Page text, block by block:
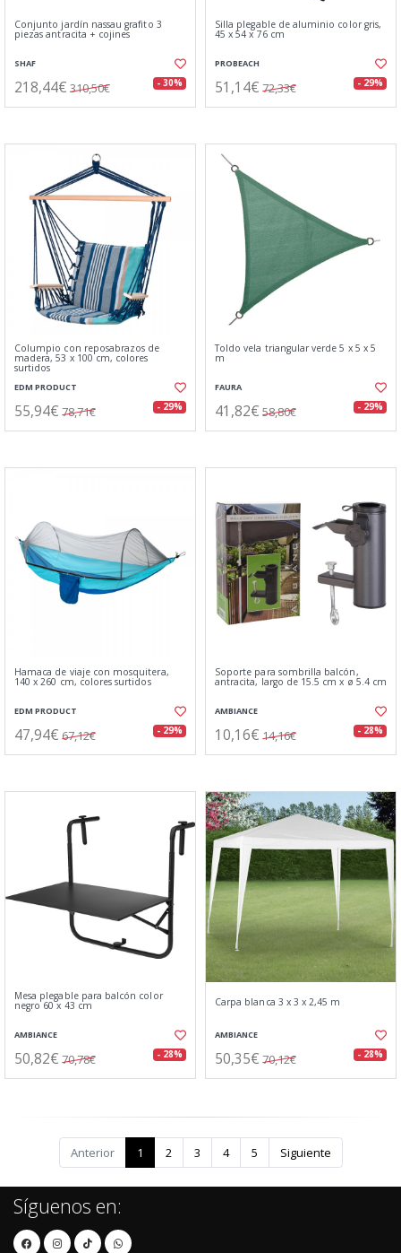
Conjunto jardín nassau grafito 3
piezas antracita + cojines
SHAF
218,44€ 310,50€ - 30%
Silla plegable de aluminio color gris,
45 x 54 x 76 cm
PROBEACH
51,14€ 72,33€ - 29%
Columpio con reposabrazos de
madera, 53 x 100 cm, colores
surtidos
EDM PRODUCT
55,94€ 78,71€ - 29%
Toldo vela triangular verde 5 x 5 x 5
m
FAURA
41,82€ 58,80€ - 29%
Hamaca de viaje con mosquitera,
140 x 260 cm, colores surtidos
EDM PRODUCT
47,94€ 67,12€ - 29%
Soporte para sombrilla balcón,
antracita, largo de 15.5 cm x ø 5.4 cm
AMBIANCE
10,16€ 14,16€ - 28%
Mesa plegable para balcón color
negro 60 x 43 cm
AMBIANCE
50,82€ 70,78€ - 28%
Carpa blanca 3 x 3 x 2,45 m
AMBIANCE
50,35€ 70,12€ - 28%
Anterior 1 2 3 4 5 Siguiente
Síguenos en: